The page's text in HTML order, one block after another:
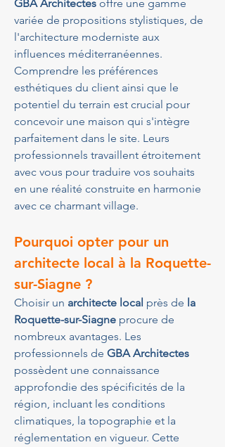
GBA Architectes offre une gamme
variée de propositions stylistiques, de
l'architecture moderniste aux
influences méditerranéennes.
Comprendre les préférences
esthétiques du client ainsi que le
potentiel du terrain est crucial pour
concevoir une maison qui s'intègre
parfaitement dans le site. Leurs
professionnels travaillent étroitement
avec vous pour traduire vos souhaits
en une réalité construite en harmonie
avec ce charmant village.
Pourquoi opter pour un
architecte local à la Roquette-
sur-Siagne ?
Choisir un architecte local près de la
Roquette-sur-Siagne procure de
nombreux avantages. Les
professionnels de GBA Architectes
possèdent une connaissance
approfondie des spécificités de la
région, incluant les conditions
climatiques, la topographie et la
réglementation en vigueur. Cette